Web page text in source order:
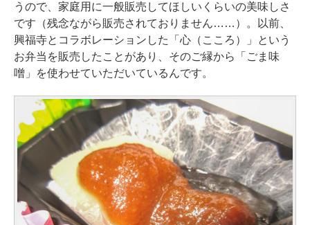
うので、家庭用に一般販売してほしいくらいの美味しさ
です（残念ながら販売されておりません……）。以前、
興福寺とコラボレーションした「心（こころ）」という
お弁当を販売したことがあり、そのご縁から「ごま味
噌」を使わせていただいているんです。